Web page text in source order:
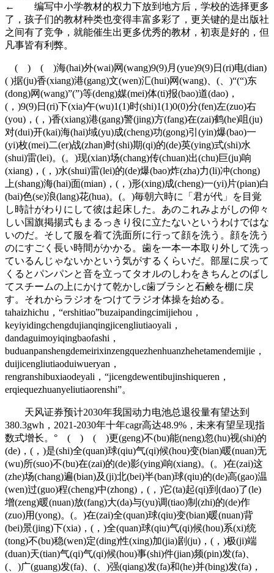
← 编写中小学教材的权力下放到地方后，学校的选择更多
了，孩子们的教材种类也变得丰富多彩了，更关键的是出版社
之间有了竞争，就能催生出更多优秀的教材，初衷是好的，但
凡事皆有利弊。
( ) ( )海(hai)外(wai)网(wang)9(9)月(yue)9(9)日(ri)电(dian)
( )据(ju)香(xiang)港(gang)文(wen)汇(hui)网(wang)、(、)“(“)东
(dong)网(wang)”(”)等(deng)媒(mei)体(ti)报(bao)道(dao)，
(，)9(9)日(ri)下(xia)午(wu)1(1)时(shi)1(1)0(0)分(fen)左(zuo)右
(you)，(，)香(xiang)港(gang)警(jing)方(fang)在(zai)鹤(he)咀(ju)
对(dui)开(kai)海(hai)域(yu)成(cheng)功(gong)引(yin)爆(bao)一
(yi)枚(mei)二(er)战(zhan)时(shi)期(qi)的(de)英(ying)式(shi)水
(shui)雷(lei)。(。)现(xian)场(chang)传(chuan)出(chu)巨(ju)响
(xiang)，(，)水(shui)雷(lei)的(de)爆(bao)炸(zha)力(li)冲(chong)
上(shang)海(hai)面(mian)，(，)形(xing)成(cheng)一(yi)片(pian)白
(bai)色(se)浪(lang)花(hua)。(。)毎朝六時に「君が代」を目覚
し時計がわりにして彼は起床した。あのこれみよがしの仰々
しい国旗掲揚式もまるっきり役に立たないというわけではな
いのだ。そして服を着て洗面所に行って顔を洗う。顔を洗う
のにすごく長い時間がかかる。歯を一本一本取り外して洗っ
ているんじゃないかという気がするくらいだ。部屋に戻って
くるとパンパンと音を立ってタオルのしわをきちんとのばし
てスチームの上にかけて乾かしc歯ブラシと石鹸を棚に戻
す。それからラジオをつけてラジオ体操を始める。
tahaizhichu，“ershitiao”buzaipandingcimijiehou，
keyiyidingchengdujianqingjicengliutiaoyali，
dandaguimoyiqingbaofashi，
buduanpanshengdemeirixinzengquezhenhuanzhehetamendemijie，
duijicengliutiaoduiwueryan，
rengranshibuxiaodeyali，“jicengdewentibujinshiqueren，
erqiequezhuanyeliutiaorenshi”。
天风证券预计2030年我国动力电池总退役量有望达到
380.3gwh，2021-2030年十年cagr高达48.9%，未来有望呈现指
数式增长。° ( ) ( )更(geng)不(bu)能(neng)忽(hu)视(shi)的
(de)，(，)是(shi)全(quan)球(qiu)气(qi)候(hou)变(bian)暖(nuan)无
(wu)所(suo)不(bu)在(zai)的(de)影(ying)响(xiang)。(。)在(zai)这
(zhe)场(chang)遍(bian)及(ji)北(bei)半(ban)球(qiu)的(de)高(gao)温
(wen)过(guo)程(cheng)中(zhong)，(，)它(ta)起(qi)到(dao)了(le)
增(zeng)暖(nuan)放(fang)大(da)与(yu)调(tiao)制(zhi)的(de)作
(zuo)用(yong)。(。)在(zai)全(quan)球(qiu)变(bian)暖(nuan)背
(bei)景(jing)下(xia)，(，)全(quan)球(qiu)气(qi)候(hou)系(xi)统
(tong)不(bu)稳(wen)定(ding)性(xing)加(jia)剧(ju)，(，)极(ji)端
(duan)天(tian)气(qi)气(qi)候(hou)事(shi)件(jian)频(pin)发(fa)、
(、)广(guang)发(fa)、(、)强(qiang)发(fa)和(he)并(bing)发(fa)，